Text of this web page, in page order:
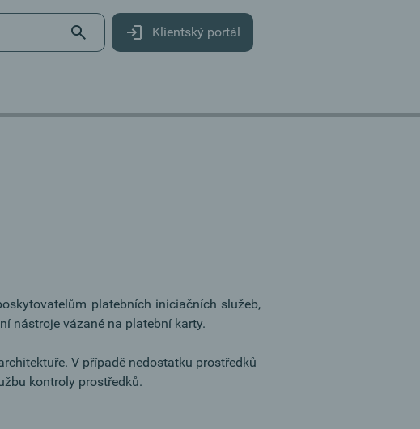
Klientský portál
platebních iniciačních služeb,
nástroje vázané na platební karty.
V případě nedostatku prostředků
kontroly prostředků.